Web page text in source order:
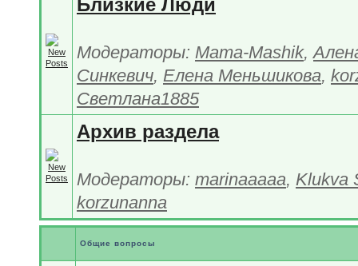
Близкие Люди
Модераторы: Mama-Mashik,
Синкевич, Елена Меньшикова,
Светлана1885
Архив раздела
Модераторы: marinaaaaa, Klukva
korzunanna
Общие вопросы